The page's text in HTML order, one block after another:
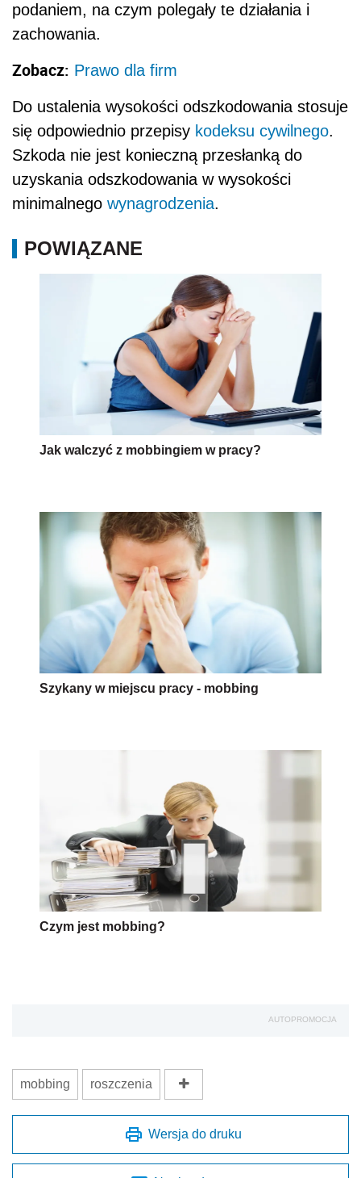
podaniem, na czym polegały te działania i
zachowania.
Zobacz: Prawo dla firm
Do ustalenia wysokości odszkodowania stosuje
się odpowiednio przepisy kodeksu cywilnego.
Szkoda nie jest konieczną przesłanką do
uzyskania odszkodowania w wysokości
minimalnego wynagrodzenia.
POWIĄZANE
Jak walczyć z mobbingiem w pracy?
Szykany w miejscu pracy - mobbing
Czym jest mobbing?
AUTOPROMOCJA
mobbing roszczenia
Wersja do druku